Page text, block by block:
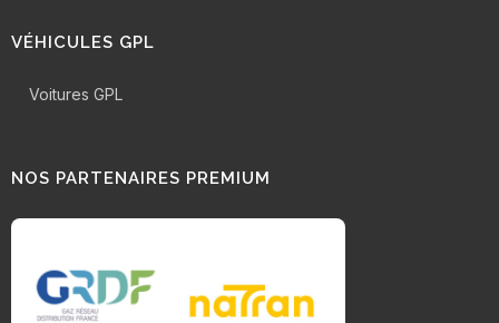
VÉHICULES GPL
Voitures GPL
NOS PARTENAIRES PREMIUM